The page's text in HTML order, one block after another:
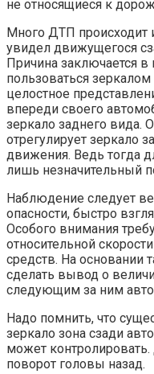
не относящиеся к
Много ДТП происходит
увидел движущегося
Причина заключается
пользоваться
целостное
впереди своего
зеркало заднего вида.
отрегулирует зеркало
движения. Ведь тогда
лишь незначительный
Наблюдение следует
опасности, быстро
Особого внимания
относительной
средств. На основании
сделать вывод о
следующим за ним
Надо помнить, что
зеркало зона сзади
может
поворот головы назад.